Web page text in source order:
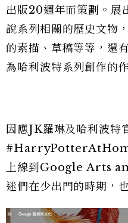
出版20週年而策劃。展
說系列相關的歷史文物
的素描、草稿等等，還
為哈利波特系列創作的
因應JK羅琳及哈利波特
上線到Google Arts
迷們在少出門的時期，